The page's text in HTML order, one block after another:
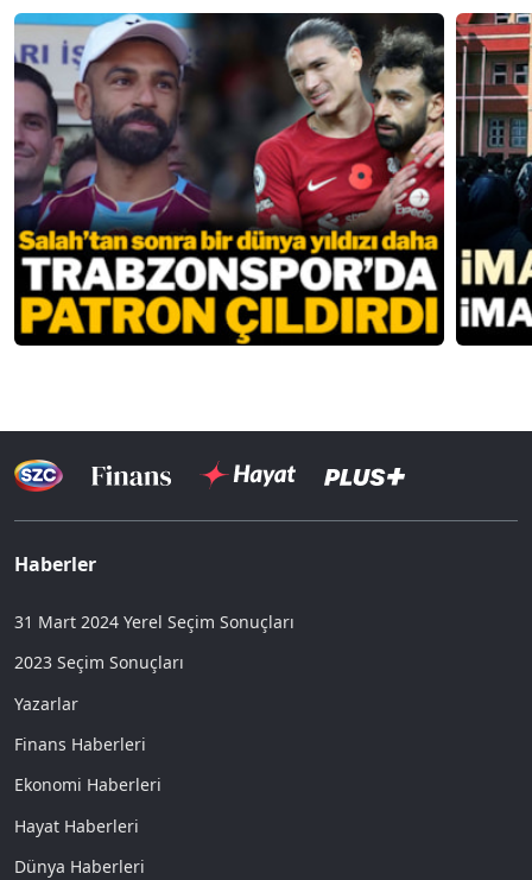
Haberler
31 Mart 2024 Yerel Seçim Sonuçları
2023 Seçim Sonuçları
Yazarlar
Finans Haberleri
Ekonomi Haberleri
Hayat Haberleri
Dünya Haberleri